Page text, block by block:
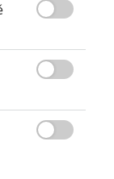
Open Road Films
Gyllenhaal?
thriller